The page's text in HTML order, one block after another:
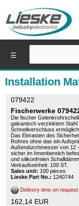
Installation
079422
Fischerwerke
Die fischer
galvanisch verzinktem
Schnellverschluss
Das Einrasten des
Rohres ohne das ein
Außendurchmesser von 12
sicher im Innenbereich
und silikonfreien
Verkaufseinheit: 100 ST.
Sales unit: 100 pieces
Lieske Part No.: 1240744
Delivery time on request
162,14 EUR
☰